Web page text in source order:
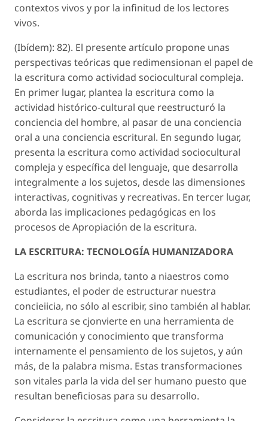
contextos vivos y por la infinitud de los lectores
vivos.
(Ibídem): 82). El presente artículo propone unas
perspectivas teóricas que redimensionan el papel de
la escritura como actividad sociocultural compleja.
En primer lugar, plantea la escritura como la
actividad histórico-cultural que reestructuró la
conciencia del hombre, al pasar de una conciencia
oral a una conciencia escritural. En segundo lugar,
presenta la escritura como actividad sociocultural
compleja y específica del lenguaje, que desarrolla
integralmente a los sujetos, desde las dimensiones
interactivas, cognitivas y recreativas. En tercer lugar,
aborda las implicaciones pedagógicas en los
procesos de Apropiación de la escritura.
LA ESCRITURA: TECNOLOGÍA HUMANIZADORA
La escritura nos brinda, tanto a niaestros como
estudiantes, el poder de estructurar nuestra
concieiicia, no sólo al escribir, sino también al hablar.
La escritura se cjonvierte en una herramienta de
comunicación y conocimiento que transforma
internamente el pensamiento de los sujetos, y aún
más, de la palabra misma. Estas transformaciones
son vitales parla la vida del ser humano puesto que
resultan beneficiosas para su desarrollo.